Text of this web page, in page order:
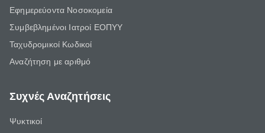
Εφημερεύοντα Νοσοκομεία
Συμβεβλημένοι Ιατροί ΕΟΠΥΥ
Ταχυδρομικοί Κωδικοί
Αναζήτηση με αριθμό
Συχνές Αναζητήσεις
Ψυκτικοί